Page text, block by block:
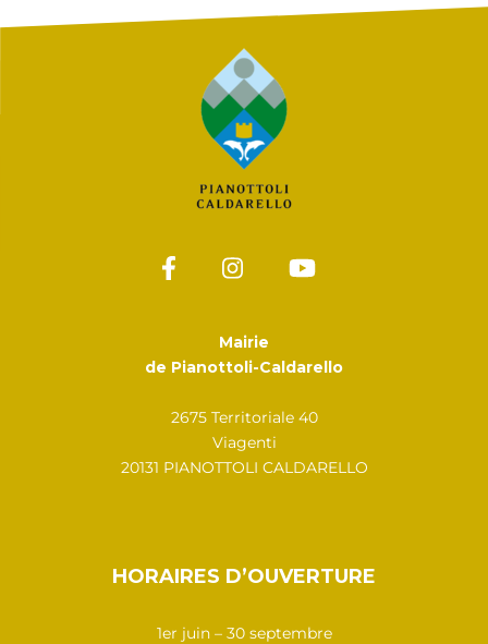
Mairie
de Pianottoli-Caldarello
2675 Territoriale 40
Viagenti
20131 PIANOTTOLI CALDARELLO
HORAIRES D’OUVERTURE
1er juin – 30 septembre